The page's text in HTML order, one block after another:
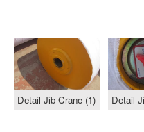
Detail Jib Crane (1) Detail